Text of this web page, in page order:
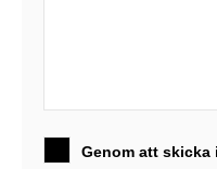
Genom att skicka